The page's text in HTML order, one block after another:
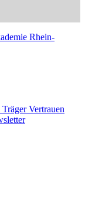
TrägerVertrauen